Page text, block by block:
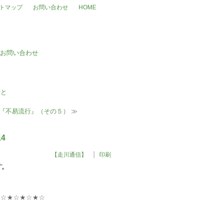
マップ お問い合わせ HOME
『不易流行』（その５） ≫
【走川通信】 印刷